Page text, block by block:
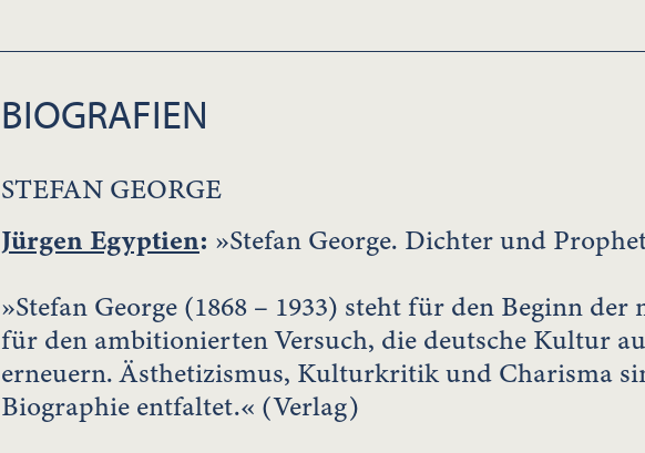
BIOGRAFIEN
STEFAN GEORGE
Jürgen Egyptien: »Stefan George. Dichter und
»Stefan George (1868 – 1933) steht für den Beginn
für den ambitionierten Versuch, die deutsche Kultur
erneuern. Ästhetizismus, Kulturkritik und Charisma
Biographie entfaltet.« (Verlag)